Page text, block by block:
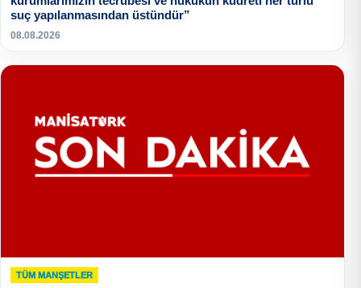
suç yapılanmasından üstündür”
08.08.2026
TÜM MANŞETLER